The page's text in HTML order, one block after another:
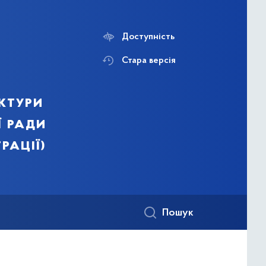
ради
Доступність
Стара версія
Пошук